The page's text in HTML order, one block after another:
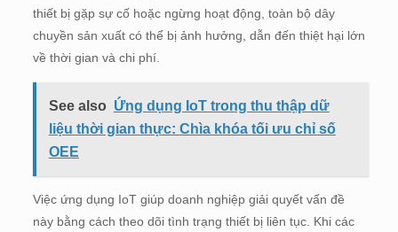
thiết bị gặp sự cố hoặc ngừng hoạt động, toàn bộ dây
chuyền sản xuất có thể bị ảnh hưởng, dẫn đến thiệt hại lớn
về thời gian và chi phí.
See also Ứng dụng IoT trong thu thập dữ
liệu thời gian thực: Chìa khóa tối ưu chỉ số
OEE
Việc ứng dụng IoT giúp doanh nghiệp giải quyết vấn đề
này bằng cách theo dõi tình trạng thiết bị liên tục. Khi các